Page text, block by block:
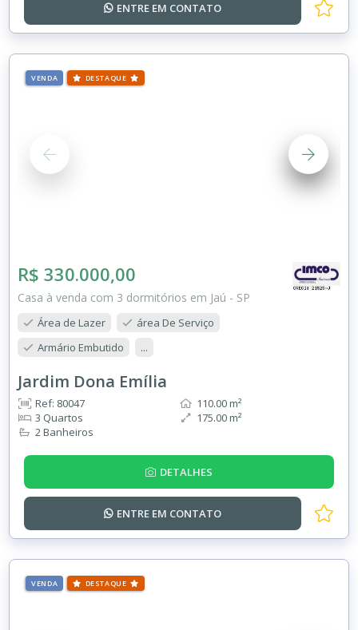
ENTRE EM CONTATO
VENDA DESTAQUE
R$ 330.000,00
Casa à venda com 3 dormitórios em Jaú - SP
Área de Lazer
área De Serviço
Armário Embutido
...
Jardim Dona Emília
Ref: 80047
3 Quartos
2 Banheiros
110.00 m²
175.00 m²
DETALHES
ENTRE EM CONTATO
VENDA DESTAQUE